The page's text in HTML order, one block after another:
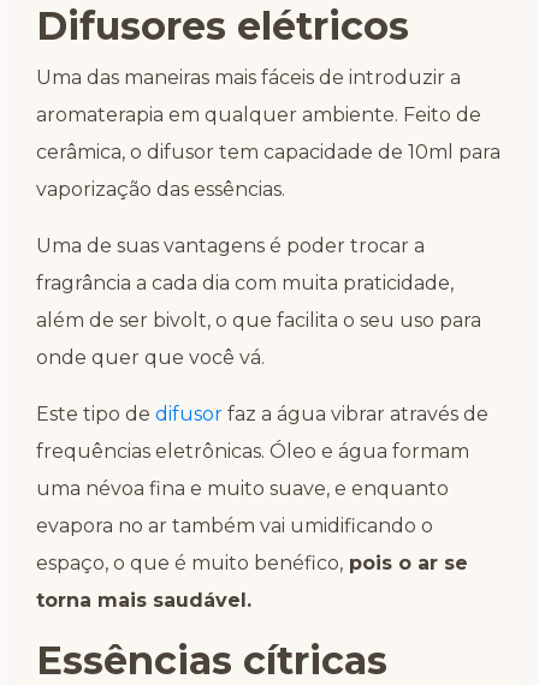
Difusores elétricos
Uma das maneiras mais fáceis de introduzir a
aromaterapia em qualquer ambiente. Feito de
cerâmica, o difusor tem capacidade de 10ml para
vaporização das essências.
Uma de suas vantagens é poder trocar a
fragrância a cada dia com muita praticidade,
além de ser bivolt, o que facilita o seu uso para
onde quer que você vá.
Este tipo de difusor faz a água vibrar através de
frequências eletrônicas. Óleo e água formam
uma névoa fina e muito suave, e enquanto
evapora no ar também vai umidificando o
espaço, o que é muito benéfico, pois o ar se
torna mais saudável.
Essências cítricas